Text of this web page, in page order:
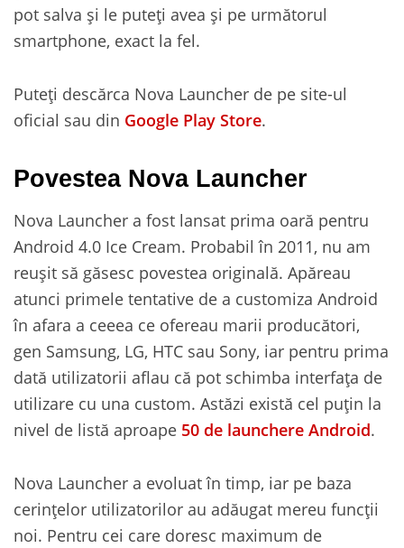
pot salva și le puteți avea și pe următorul
smartphone, exact la fel.
Puteți descărca Nova Launcher de pe site-ul
oficial sau din Google Play Store.
Povestea Nova Launcher
Nova Launcher a fost lansat prima oară pentru
Android 4.0 Ice Cream. Probabil în 2011, nu am
reușit să găsesc povestea originală. Apăreau
atunci primele tentative de a customiza Android
în afara a ceeea ce ofereau marii producători,
gen Samsung, LG, HTC sau Sony, iar pentru prima
dată utilizatorii aflau că pot schimba interfața de
utilizare cu una custom. Astăzi există cel puțin la
nivel de listă aproape 50 de launchere Android.
Nova Launcher a evoluat în timp, iar pe baza
cerințelor utilizatorilor au adăugat mereu funcții
noi. Pentru cei care doresc maximum de